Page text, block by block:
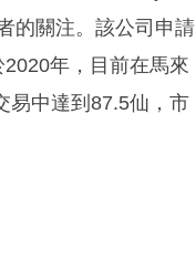
的關注。該公司申請
年，目前在馬來
易中達到87.5仙，市